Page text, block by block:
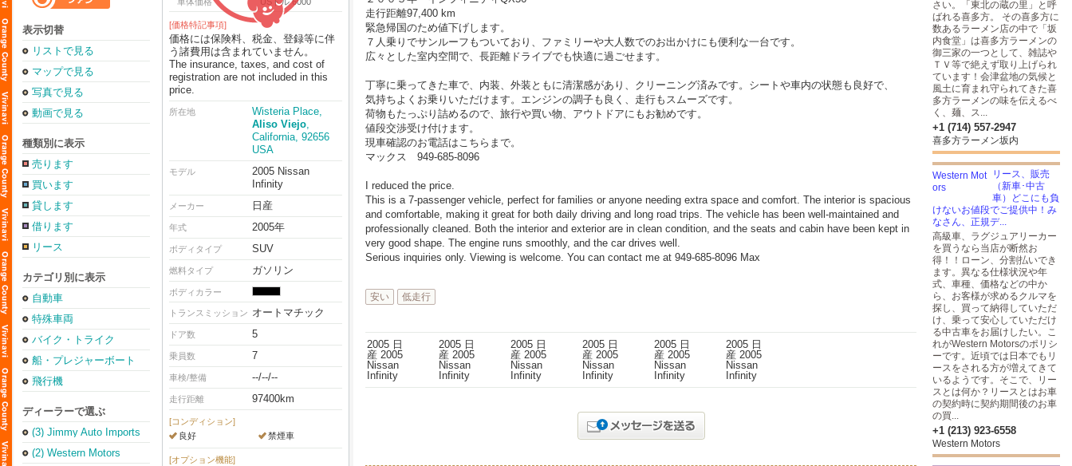
表示切替
リストで見る
マップで見る
写真で見る
動画で見る
種類別に表示
売ります
買います
貸します
借ります
リース
カテゴリ別に表示
自動車
特殊車両
バイク・トライク
船・プレジャーボート
飛行機
ディーラーで選ぶ
(3) Jimmy Auto Imports
(2) Western Motors
[価格特記事項]
価格には保険料、税金、登録等に伴
う諸費用は含まれていません。
The insurance, taxes, and cost of
registration are not included in this
price.
所在地
Wisteria Place,
Aliso Viejo,
California, 92656
USA
モデル
2005 Nissan
Infinity
メーカー 日産
年式 2005年
ボディタイプ SUV
燃料タイプ ガソリン
ボディカラー
トランスミッション オートマチック
ドア数 5
乗員数 7
車検/整備 --/--/--
走行距離 97400km
[コンディション]
良好
禁煙車
[オプション機能]
走行距離97,400 km
緊急帰国のため値下げします。
７人乗りでサンルーフもついており、ファミリーや大人数でのお出かけにも便利な一台です。
広々とした室内空間で、長距離ドライブでも快適に過ごせます。
丁寧に乗ってきた車で、内装、外装ともに清潔感があり、クリーニング済みです。シートや車内の状態も良好で、
気持ちよくお乗りいただけます。エンジンの調子も良く、走行もスムーズです。
荷物もたっぷり詰めるので、旅行や買い物、アウトドアにもお勧めです。
値段交渉受け付けます。
現車確認のお電話はこちらまで。
マックス 949-685-8096
I reduced the price.
This is a 7-passenger vehicle, perfect for families or anyone needing extra space and comfort. The interior is spacious
and comfortable, making it great for both daily driving and long road trips. The vehicle has been well-maintained and
professionally cleaned. Both the interior and exterior are in clean condition, and the seats and cabin have been kept in
very good shape. The engine runs smoothly, and the car drives well.
Serious inquiries only. Viewing is welcome. You can contact me at 949-685-8096 Max
安い 低走行
さい。「東北の蔵の里」と呼
ばれる喜多方。 その喜多方に
数あるラーメン店の中で「坂
内食堂」は喜多方ラーメンの
御三家の一つとして、雑誌や
ＴＶ等で絶えず取り上げられ
ています！会津盆地の気候と
風土に育まれ守られてきた喜
多方ラーメンの味を伝えるべ
く、麺、ス...
+1 (714) 557-2947
喜多方ラーメン坂内
リース、販売
（新車･中古
車）どこにも負
けないお値段でご提供中！み
なさん、正規デ...
高級車、ラグジュアリーカー
を買うなら当店が断然お
得！！ローン、分割払いでき
ます。異なる仕様状況や年
式、車種、価格などの中か
ら、お客様が求めるクルマを
探し、買って納得していただ
け、乗って安心していただけ
る中古車をお届けしたい。こ
れがWestern Motorsのポリシ
ーです。近頃では日本でもリ
ースをされる方が増えてきて
いるようです。そこで、リー
スとは何か？リースとはお車
の契約時に契約期間後のお車
の買...
+1 (213) 923-6558
Western Motors